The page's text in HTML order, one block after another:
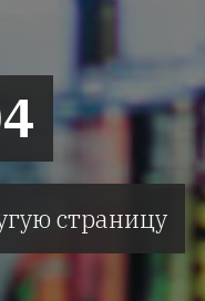
страницу